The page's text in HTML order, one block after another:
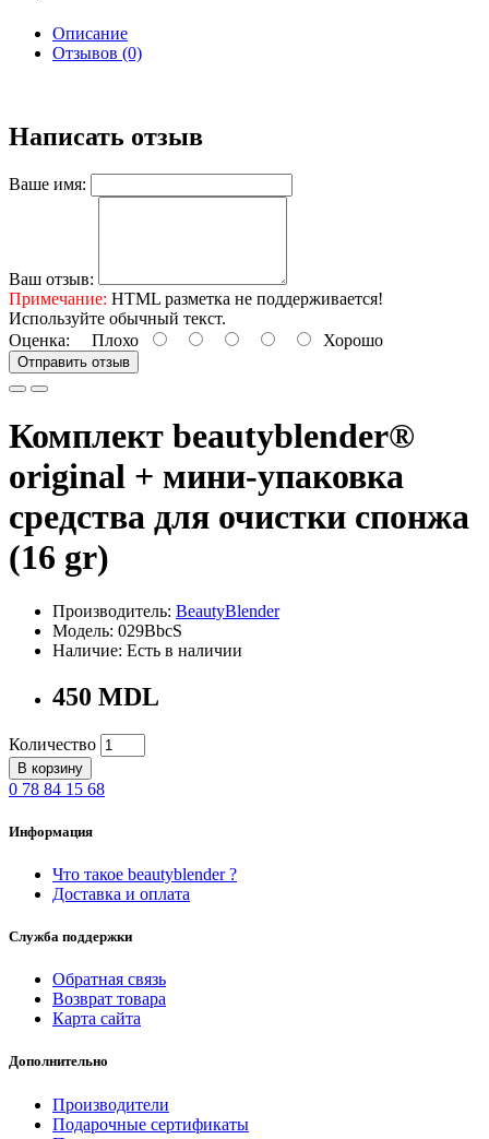
Описание
Отзывов (0)
Написать отзыв
Ваше имя:
Ваш отзыв:
Примечание: HTML разметка не поддерживается!
Используйте обычный текст.
Оценка: Плохо Хорошо
Отправить отзыв
Комплект beautyblender®
original + мини-упаковка
средства для очистки спонжа
(16 gr)
Производитель: BeautyBlender
Модель: 029BbcS
Наличие: Есть в наличии
450 MDL
Количество
В корзину
0 78 84 15 68
Информация
Что такое beautyblender ?
Доставка и оплата
Служба поддержки
Обратная связь
Возврат товара
Карта сайта
Дополнительно
Производители
Подарочные сертификаты